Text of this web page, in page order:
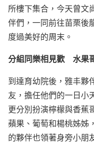
所樓下集合，今天曾文
伴們，一同前往苗栗後
度過美好的周末。
分組同樂相見歡 水果
到達育幼院後，雅丰夥
友，擔任他們的一日小
更分別扮演檸檬與香蕉
蘋果、葡萄和楊桃姊姊
的夥伴也領著身旁小朋